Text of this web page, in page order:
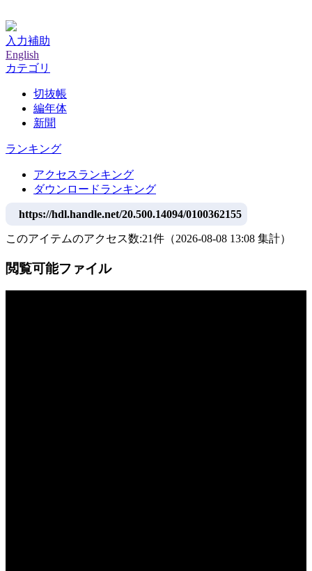
入力補助
English
カテゴリ
切抜帳
編年体
新聞
ランキング
アクセスランキング
ダウンロードランキング
https://hdl.handle.net/20.500.14094/0100362155
このアイテムのアクセス数:21件 （2026-08-08 13:08 集計）
閲覧可能ファイル